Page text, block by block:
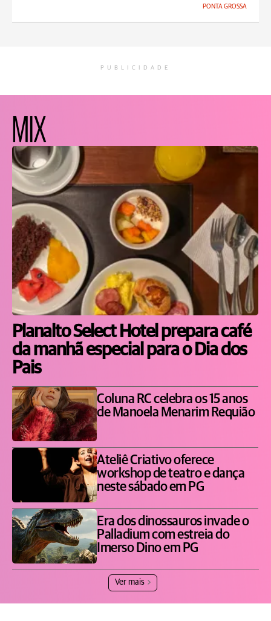
PONTA GROSSA
PUBLICIDADE
MIX
Planalto Select Hotel prepara café
da manhã especial para o Dia dos
Pais
Coluna RC celebra os 15 anos
de Manoela Menarim Requião
Ateliê Criativo oferece
workshop de teatro e dança
neste sábado em PG
Era dos dinossauros invade o
Palladium com estreia do
Imerso Dino em PG
Ver mais